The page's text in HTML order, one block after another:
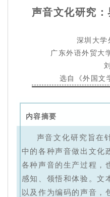
声音文化研究
深圳大学
广东外语外贸大
选自《外国文
内容摘要
声音文化研究旨在
中的各种声音做出文化
各种声音的生产过程，
感知、领悟和体验。文
以及作为编码的声音，